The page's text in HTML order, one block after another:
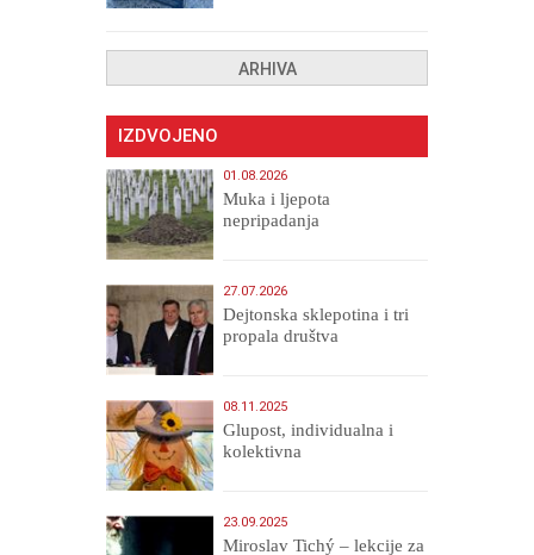
ARHIVA
IZDVOJENO
01.08.2026
Muka i ljepota
nepripadanja
27.07.2026
Dejtonska sklepotina i tri
propala društva
08.11.2025
Glupost, individualna i
kolektivna
23.09.2025
Miroslav Tichý – lekcije za